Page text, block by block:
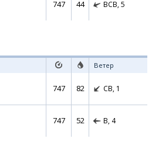
747 44 ВСВ, 5
Ветер
747 82 СВ, 1
747 52 В, 4